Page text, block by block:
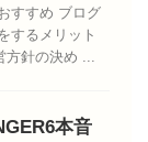
すすめ ブログ
するメリット
針の決め ...
本音